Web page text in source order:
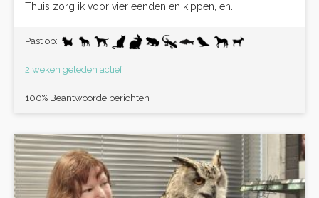
Thuis zorg ik voor vier eenden en kippen, en...
Past op:
2 weken geleden actief
100% Beantwoorde berichten